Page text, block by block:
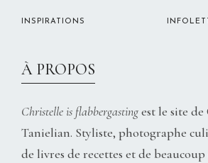
INSPIRATIONS
À PROPOS
Christelle is flabbergastingest le site
Tanielian. Styliste, photographe
de livres de recettes et de